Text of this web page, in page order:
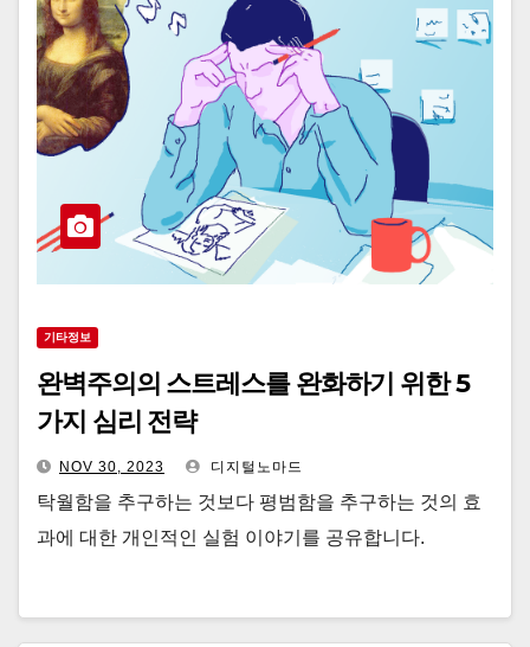
기타정보
완벽주의의 스트레스를 완화하기 위한 5
가지 심리 전략
NOV 30, 2023 디지털노마드
탁월함을 추구하는 것보다 평범함을 추구하는 것의 효
과에 대한 개인적인 실험 이야기를 공유합니다.